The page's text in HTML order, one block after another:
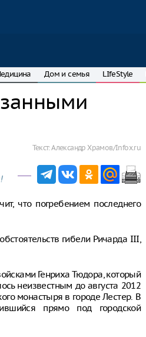
Дом и семья LIfeStyle
Текст:Александр Храмов/Infox.ru
что погребением последнего
гибели Ричарда III,
Генриха Тюдора, который
неизвестным до августа 2012
монастыря в городе Лестер. В
прямо под городской